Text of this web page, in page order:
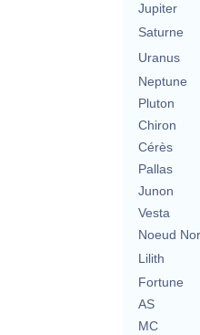
Jupiter
Saturne
Uranus
Neptune
Pluton
Chiron
Cérès
Pallas
Junon
Vesta
Noeud
Lilith
Fortune
AS
MC